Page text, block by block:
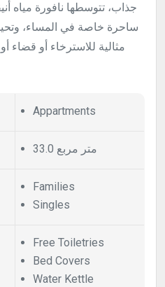
جذاب، تتوسطها نافورة مياه
ساحرة خاصة في المساء،
مثالية للاسترخاء أو
Appartments
33.0 متر مربع
Families
Singles
Free Toiletries
Bed Covers
Water Kettle